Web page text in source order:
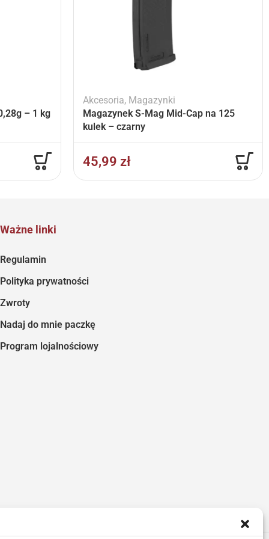
– 1 kg
Akcesoria, Magazynki
Magazynek S-Mag Mid-Cap na 125
kulek – czarny
45,99 zł
Ważne linki
Regulamin
Polityka prywatności
Zwroty
Nadaj do mnie paczkę
Program lojalnościowy